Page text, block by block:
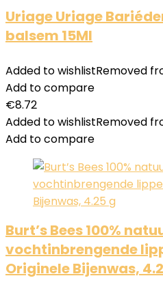
Uriage Uriage
balsem 15Ml
Added to wishlistRemoved
Add to compare
€8.72
Added to wishlistRemoved
Add to compare
Burt’s Bees 100%
vochtinbrengende
Originele Bijenwas,